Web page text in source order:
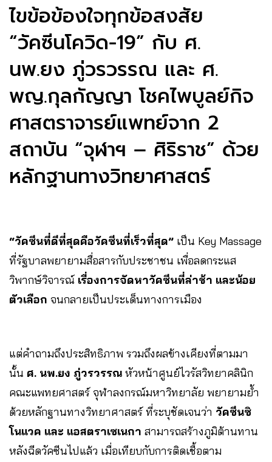
ไขข้อข้องใจทุกข้อสงสัย
“วัคซีนโควิด-19” กับ ศ.
นพ.ยง ภู่วรวรรณ และ ศ.
พญ.กุลกัญญา โชคไพบูลย์กิจ
ศาสตราจารย์แพทย์จาก 2
สถาบัน “จุฬาฯ – ศิริราช” ด้วย
หลักฐานทางวิทยาศาสตร์
“วัคซีนที่ดีที่สุดคือวัคซีนที่เร็วที่สุด” เป็น​ Key Massage
ที่รัฐบาลพยายามสื่อสารกับประชาชน เพื่อลดกระแส
วิพากษ์วิจารณ์​ เรื่องการจัดหาวัคซีนที่ล่าช้า และน้อย
ตัวเลือก จนกลายเป็นประเด็นทางการเมือง
แต่คำถามถึงประสิทธิภาพ รวมถึงผลข้างเคียงที่ตามมา
นั้น ศ. นพ.ยง ภู่วรวรรณ หัวหน้าศูนย์ไวรัสวิทยาคลินิก
คณะแพทยศาสตร์​ จุฬาลงกรณ์มหาวิทยาลัย​ พยายามย้ำ
ด้วยหลักฐานทางวิทยาศาสตร์​ ที่ระบุชัดเจนว่า วัคซีนซิ
โนแวค และ​ แอสตราเซเนกา สามารถ​สร้างภูมิต้านทาน
หลังฉีดวัคซีนไปแล้ว เมื่อเทียบกับการติดเชื้อตาม